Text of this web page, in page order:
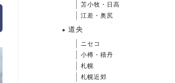
苫小牧・日高
江差・奥尻
道央
ニセコ
小樽・積丹
札幌
札幌近郊